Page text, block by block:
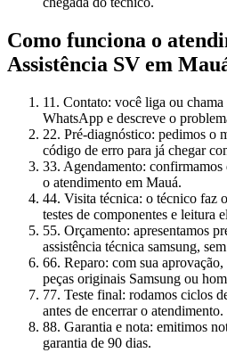
Como funciona o
Assistência SV em
11. Contato: você liga ou
WhatsApp e descreve o
22. Pré-diagnóstico: pedimos o
código de erro para já chegar
33. Agendamento: confirmamos
o atendimento em Mauá.
44. Visita técnica: o técnico faz
testes de componentes e leitura
55. Orçamento: apresentamos
assistência técnica samsung,
66. Reparo: com sua
peças originais Samsung ou
77. Teste final: rodamos ciclos
antes de encerrar o atendimento.
88. Garantia e nota: emitimos
garantia de 90 dias.